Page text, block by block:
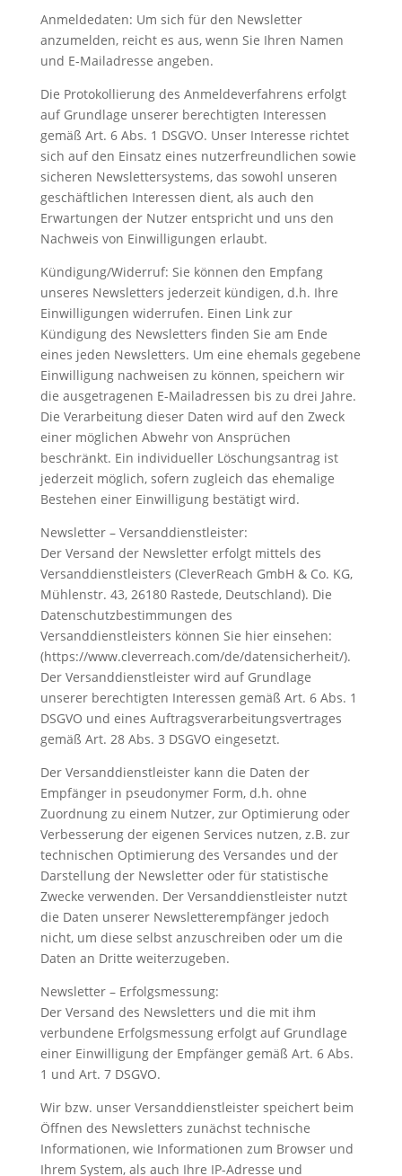
Anmeldedaten: Um sich für den Newsletter
anzumelden, reicht es aus, wenn Sie Ihren Namen
und E-Mailadresse angeben.
Die Protokollierung des Anmeldeverfahrens erfolgt
auf Grundlage unserer berechtigten Interessen
gemäß Art. 6 Abs. 1 DSGVO. Unser Interesse richtet
sich auf den Einsatz eines nutzerfreundlichen sowie
sicheren Newslettersystems, das sowohl unseren
geschäftlichen Interessen dient, als auch den
Erwartungen der Nutzer entspricht und uns den
Nachweis von Einwilligungen erlaubt.
Kündigung/Widerruf: Sie können den Empfang
unseres Newsletters jederzeit kündigen, d.h. Ihre
Einwilligungen widerrufen. Einen Link zur
Kündigung des Newsletters finden Sie am Ende
eines jeden Newsletters. Um eine ehemals gegebene
Einwilligung nachweisen zu können, speichern wir
die ausgetragenen E-Mailadressen bis zu drei Jahre.
Die Verarbeitung dieser Daten wird auf den Zweck
einer möglichen Abwehr von Ansprüchen
beschränkt. Ein individueller Löschungsantrag ist
jederzeit möglich, sofern zugleich das ehemalige
Bestehen einer Einwilligung bestätigt wird.
Newsletter – Versanddienstleister:
Der Versand der Newsletter erfolgt mittels des
Versanddienstleisters (CleverReach GmbH & Co. KG,
Mühlenstr. 43, 26180 Rastede, Deutschland). Die
Datenschutzbestimmungen des
Versanddienstleisters können Sie hier einsehen:
(https://www.cleverreach.com/de/datensicherheit/).
Der Versanddienstleister wird auf Grundlage
unserer berechtigten Interessen gemäß Art. 6 Abs. 1
DSGVO und eines Auftragsverarbeitungsvertrages
gemäß Art. 28 Abs. 3 DSGVO eingesetzt.
Der Versanddienstleister kann die Daten der
Empfänger in pseudonymer Form, d.h. ohne
Zuordnung zu einem Nutzer, zur Optimierung oder
Verbesserung der eigenen Services nutzen, z.B. zur
technischen Optimierung des Versandes und der
Darstellung der Newsletter oder für statistische
Zwecke verwenden. Der Versanddienstleister nutzt
die Daten unserer Newsletterempfänger jedoch
nicht, um diese selbst anzuschreiben oder um die
Daten an Dritte weiterzugeben.
Newsletter – Erfolgsmessung:
Der Versand des Newsletters und die mit ihm
verbundene Erfolgsmessung erfolgt auf Grundlage
einer Einwilligung der Empfänger gemäß Art. 6 Abs.
1 und Art. 7 DSGVO.
Wir bzw. unser Versanddienstleister speichert beim
Öffnen des Newsletters zunächst technische
Informationen, wie Informationen zum Browser und
Ihrem System, als auch Ihre IP-Adresse und